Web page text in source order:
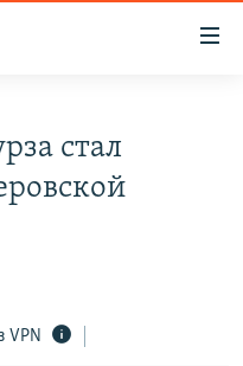
стал
VPN